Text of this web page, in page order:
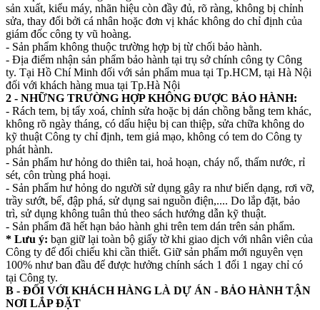
sản xuất, kiểu máy, nhãn hiệu còn đầy đủ, rõ ràng, không bị chỉnh
sửa, thay đổi bởi cá nhân hoặc đơn vị khác không do chỉ định của
giám đốc công ty vũ hoàng.
- Sản phẩm không thuộc trường hợp bị từ chối bảo hành.
- Địa điểm nhận sản phẩm bảo hành tại trụ sở chính công ty Công
ty. Tại Hồ Chí Minh đối với sản phẩm mua tại Tp.HCM, tại Hà Nội
đối với khách hàng mua tại Tp.Hà Nội
2 - NHỮNG TRƯỜNG HỢP KHÔNG ĐƯỢC BẢO HÀNH:
- Rách tem, bị tẩy xoá, chỉnh sửa hoặc bị dán chồng bằng tem khác,
không rõ ngày tháng, có dấu hiệu bị can thiệp, sửa chữa không do
kỹ thuật Công ty chỉ định, tem giả mạo, không có tem do Công ty
phát hành.
- Sản phẩm hư hỏng do thiên tai, hoả hoạn, cháy nổ, thấm nước, rỉ
sét, côn trùng phá hoại.
- Sản phẩm hư hỏng do người sử dụng gây ra như biến dạng, rơi vỡ,
trầy sướt, bể, đập phá, sử dụng sai nguồn điện,.... Do lắp đặt, bảo
trì, sử dụng không tuân thủ theo sách hướng dẫn kỹ thuật.
- Sản phẩm đã hết hạn bảo hành ghi trên tem dán trên sản phẩm.
* Lưu ý: bạn giữ lại toàn bộ giấy tờ khi giao dịch với nhân viên của
Công ty để đối chiếu khi cần thiết. Giữ sản phẩm mới nguyên vẹn
100% như ban đầu để được hưởng chính sách 1 đổi 1 ngay chỉ có
tại Công ty.
B - ĐỐI VỚI KHÁCH HÀNG LÀ DỰ ÁN - BẢO HÀNH TẬN
NƠI LẮP ĐẶT